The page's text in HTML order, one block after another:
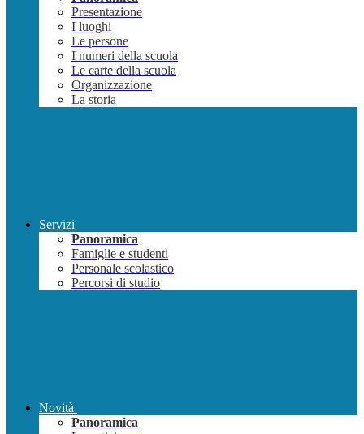
Presentazione
I luoghi
Le persone
I numeri della scuola
Le carte della scuola
Organizzazione
La storia
Servizi
Panoramica
Famiglie e studenti
Personale scolastico
Percorsi di studio
Novità
Panoramica